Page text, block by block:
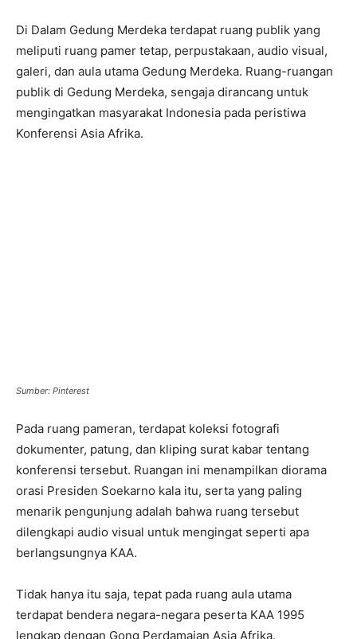
Di Dalam Gedung Merdeka terdapat ruang publik yang
meliputi ruang pamer tetap, perpustakaan, audio visual,
galeri, dan aula utama Gedung Merdeka. Ruang-ruangan
publik di Gedung Merdeka, sengaja dirancang untuk
mengingatkan masyarakat Indonesia pada peristiwa
Konferensi Asia Afrika.
Sumber: Pinterest
Pada ruang pameran, terdapat koleksi fotografi
dokumenter, patung, dan kliping surat kabar tentang
konferensi tersebut. Ruangan ini menampilkan diorama
orasi Presiden Soekarno kala itu, serta yang paling
menarik pengunjung adalah bahwa ruang tersebut
dilengkapi audio visual untuk mengingat seperti apa
berlangsungnya KAA.
Tidak hanya itu saja, tepat pada ruang aula utama
terdapat bendera negara-negara peserta KAA 1995
lengkap dengan Gong Perdamaian Asia Afrika.